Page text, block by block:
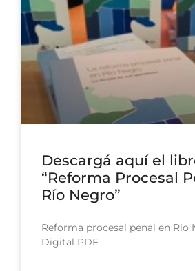
Descargá aquí el
“Reforma Procesal
Río Negro”
Reforma procesal penal en Rio
Digital PDF